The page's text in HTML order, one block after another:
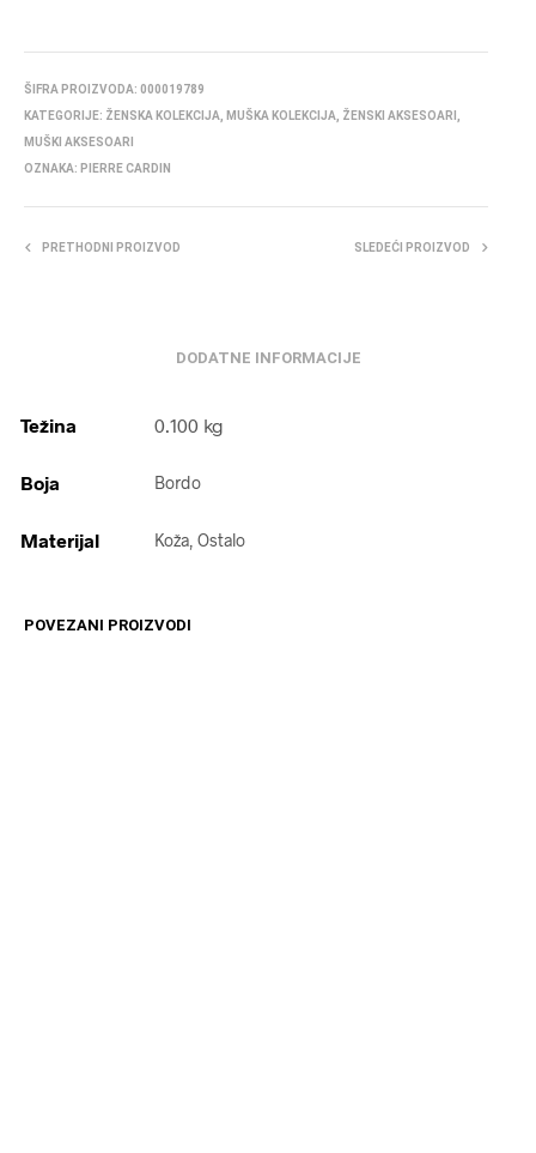
ŠIFRA PROIZVODA: 000019789
KATEGORIJE: ŽENSKA KOLEKCIJA MUŠKA KOLEKCIJA ŽENSKI AKSESOARI
MUŠKI AKSESOARI
OZNAKA: PIERRE CARDIN
PRETHODNI PROIZVOD SLEDEĆI PROIZVOD
DODATNE INFORMACIJE
Težina 0.100 kg
Boja Bordo
Materijal Koža, Ostalo
POVEZANI PROIZVODI